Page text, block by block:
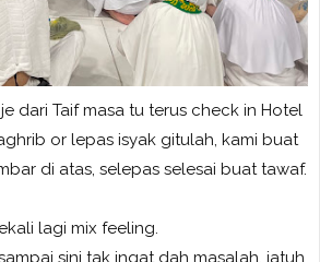
dari Taif masa tu terus check in Hotel
or lepas isyak gitulah, kami buat
di atas, selepas selesai buat tawaf.
lagi mix feeling.
sini tak ingat dah masalah, jatuh